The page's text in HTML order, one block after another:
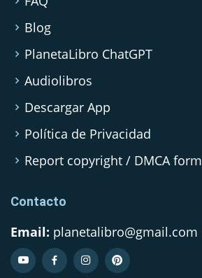
Blog
PlanetaLibro ChatGPT
Audiolibros
Descargar App
Política de Privacidad
Report copyright / DMCA form
Contacto
Email: planetalibro@gmail.com